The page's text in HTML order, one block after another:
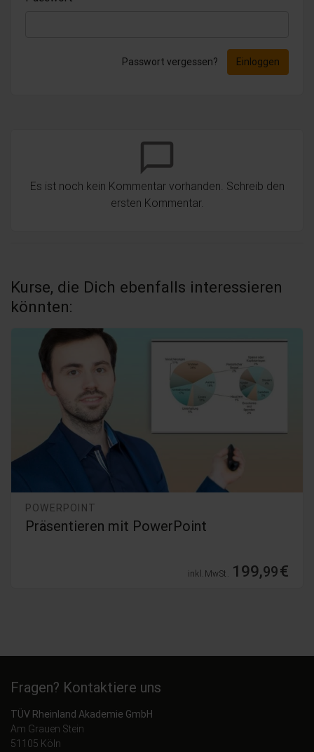
Passwort vergessen? Einloggen
chat_bubble_outline
Es ist noch kein Kommentar vorhanden. Schreib den
ersten Kommentar.
Kurse, die Dich ebenfalls interessieren
könnten:
POWERPOINT
Präsentieren mit PowerPoint
inkl. MwSt. 199,99€
Fragen? Kontaktiere uns
TÜV Rheinland Akademie GmbH
Am Grauen Stein
51105 Köln